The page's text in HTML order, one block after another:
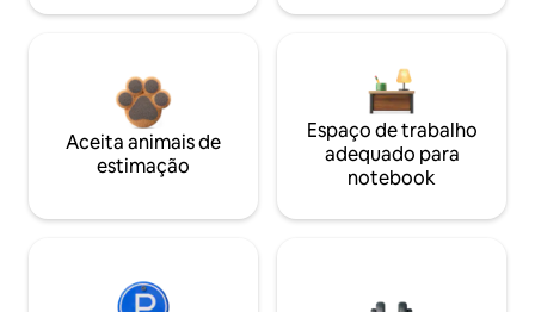
Aceita animais de
estimação
Espaço de trabalho
adequado para
notebook